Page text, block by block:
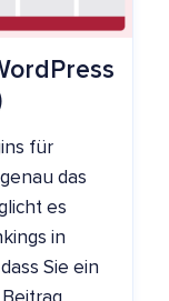
für
das
es
in
Sie ein